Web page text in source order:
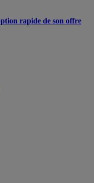
rapide de son offre